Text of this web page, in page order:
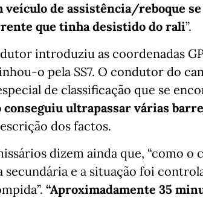
veículo de assistência/reboque
que tinha desistido do rali”.
introduziu as coordenadas
o pela SS7. O condutor do
de classificação que se
conseguiu ultrapassar várias
dos factos.
dizem ainda que, “como o
secundária e a situação foi
“Aproximadamente 35